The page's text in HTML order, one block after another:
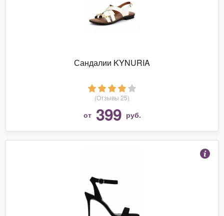
Сандалии KYNURIA
(Отзывы 25)
от 399 руб.